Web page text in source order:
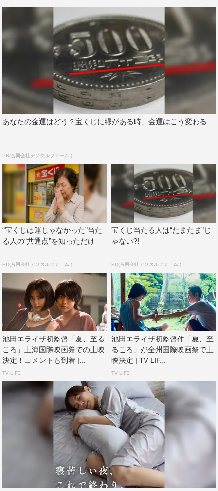
2人が打ち鳴らす和太鼓の力強いリズムや、不思議な少
女・都（みやこ）が奏でるギターの旋律、3人が飛び込む
の池田の魅力が、あますところなく発揮された作品といえ
るだろう。
主人公の翔役には本作で映画初主演を果たす倉悠貴、泰我
役は本作がデビュー作となる新人・石内呂依。謎の少女・
都には数々のCMで人気沸騰中のさいとうなりと、フレッ
シュさ溢れる面々が個性豊かに熱演。そのほか、安部賢
吾、大塚まさじなどの豪華俳優陣が脇を固めた。
そしてこの度、本作の公開日が12月4日（金）に決定し、
ポスタービジュアルも解禁。赤色の背景に「お前と、ずっ
と一緒やと思っちょった」という切ない思いを表したコピ
ー、大きく映し出された翔の表情が印象的な仕上がりとな
あなたの金運はどう？宝くじに縁がある時、金運はこう変わる
PR(合同会社デジタルファーム )
“宝くじは運じゃなかった”当た
る人の“共通点”を知っただけ
PR(合同会社デジタルファーム )
宝くじ当たる人は“たまたま”じ
ゃない?!
PR(合同会社デジタルファーム )
池田エライザ初監督「夏、至る
ころ」上海国際映画祭での上映
決定！コメントも到着 |...
TV LIFE
池田エライザ初監督作「夏、至
るころ」が全州国際映画祭で上
映決定 | TV LIF...
TV LIFE